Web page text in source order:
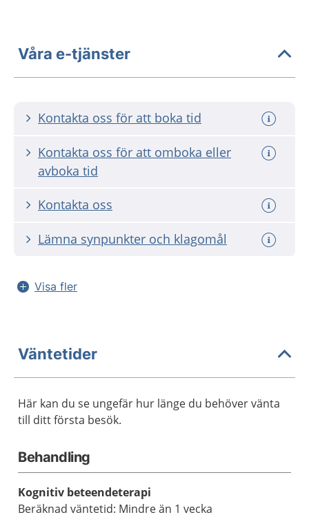
Våra e-tjänster
Kontakta oss för att boka tid
Kontakta oss för att omboka eller
avboka tid
Kontakta oss
Lämna synpunkter och klagomål
Visa fler
Väntetider
Här kan du se ungefär hur länge du behöver vänta
till ditt första besök.
Behandling
Kognitiv beteendeterapi
Beräknad väntetid: Mindre än 1 vecka